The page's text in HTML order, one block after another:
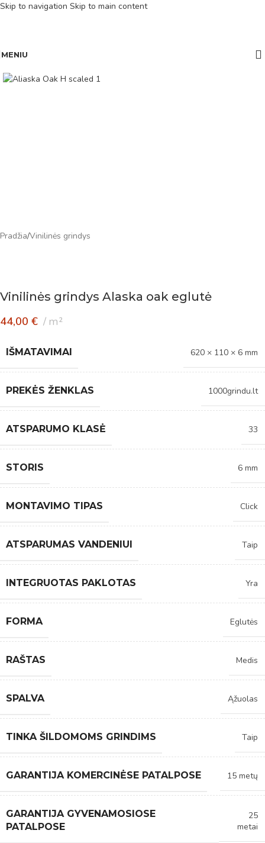
Skip to navigation Skip to main content
MENIU
Pradžia/Vinilinės grindys
Vinilinės grindys Alaska oak eglutė
44,00 € m²
IŠMATAVIMAI 620 × 110 × 6 mm
PREKĖS ŽENKLAS 1000grindu.lt
ATSPARUMO KLASĖ 33
STORIS 6 mm
MONTAVIMO TIPAS Click
ATSPARUMAS VANDENIUI Taip
INTEGRUOTAS PAKLOTAS Yra
FORMA Eglutės
RAŠTAS Medis
SPALVA Ąžuolas
TINKA ŠILDOMOMS GRINDIMS Taip
GARANTIJA KOMERCINĖSE PATALPOSE 15 metų
GARANTIJA GYVENAMOSIOSE
PATALPOSE
25
metai